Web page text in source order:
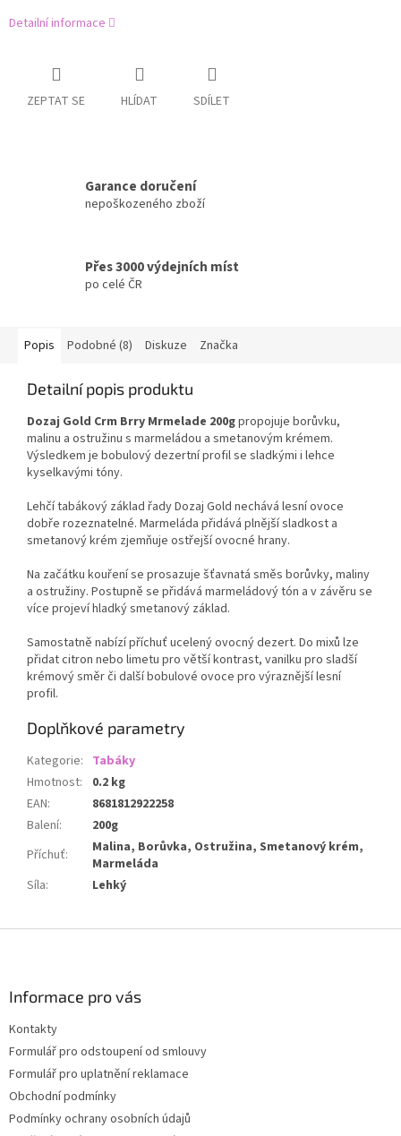
Detailní informace
ZEPTAT SE HLÍDAT SDÍLET
Garance doručení
nepoškozeného zboží
Přes 3000 výdejních míst
po celé ČR
Popis Podobné (8) Diskuze Značka
Detailní popis produktu
Dozaj Gold Crm Brry Mrmelade 200gpropojuje borůvku,
malinu a ostružinu s marmeládou a smetanovým krémem.
Výsledkem je bobulový dezertní profil se sladkými i lehce
kyselkavými tóny.
Lehčí tabákový základ řady Dozaj Gold nechává lesní ovoce
dobře rozeznatelné. Marmeláda přidává plnější sladkost a
smetanový krém zjemňuje ostřejší ovocné hrany.
Na začátku kouření se prosazuje šťavnatá směs borůvky, maliny
a ostružiny. Postupně se přidává marmeládový tón a v závěru se
více projeví hladký smetanový základ.
Samostatně nabízí příchuť ucelený ovocný dezert. Do mixů lze
přidat citron nebo limetu pro větší kontrast, vanilku pro sladší
krémový směr či další bobulové ovoce pro výraznější lesní
profil.
Doplňkové parametry
Kategorie: Tabáky
Hmotnost:
0.2 kg
EAN:
8681812922258
Balení:
200g
Příchuť:
Malina, Borůvka, Ostružina, Smetanový krém,
Marmeláda
Síla: Lehký
Informace pro vás
Kontakty
Formulář pro odstoupení od smlouvy
Formulář pro uplatnění reklamace
Obchodní podmínky
Podmínky ochrany osobních údajů